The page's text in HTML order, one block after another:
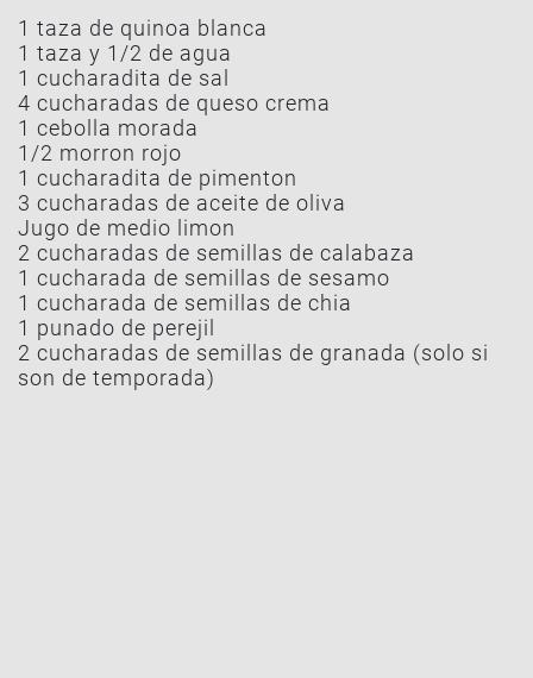
1 taza de quinoa blanca
1 taza y 1/2 de agua
1 cucharadita de sal
4 cucharadas de queso crema
1 cebolla morada
1/2 morron rojo
1 cucharadita de pimenton
3 cucharadas de aceite de oliva
Jugo de medio limon
2 cucharadas de semillas de calabaza
1 cucharada de semillas de sesamo
1 cucharada de semillas de chia
1 punado de perejil
2 cucharadas de semillas de granada (solo si
son de temporada)